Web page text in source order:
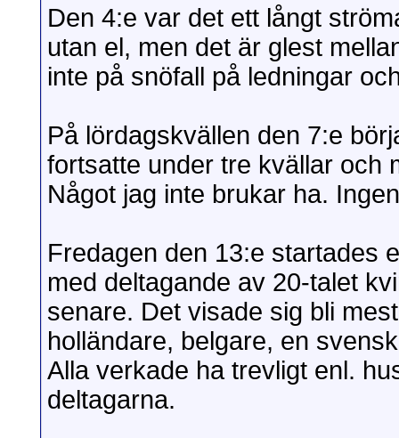
Den 4:e var det ett långt
utan el, men det är glest
inte på snöfall på ledningar
På lördagskvällen den 7:e
fortsatte under tre kvällar och
Något jag inte brukar ha.
Fredagen den 13:e startades
med deltagande av 20-talet
senare. Det visade sig bli
holländare, belgare, en
Alla verkade ha trevligt enl.
deltagarna.